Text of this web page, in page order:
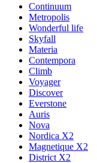
Continuum
Metropolis
Wonderful life
Skyfall
Materia
Contempora
Climb
Voyager
Discover
Everstone
Auris
Nova
Nordica X2
Magnetique X2
District X2